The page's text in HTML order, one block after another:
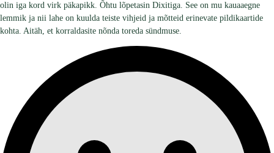
olin iga kord virk päkapikk. Õhtu lõpetasin Dixitiga. See on mu kauaaegne
lemmik ja nii lahe on kuulda teiste vihjeid ja mõtteid erinevate pildikaartide
kohta. Aitäh, et korraldasite nõnda toreda sündmuse.